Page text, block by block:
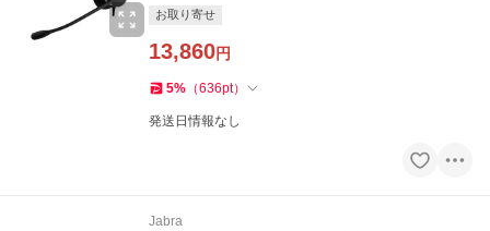
お取り寄せ
13,860円
5% （636pt）
発送日情報なし
Jabra